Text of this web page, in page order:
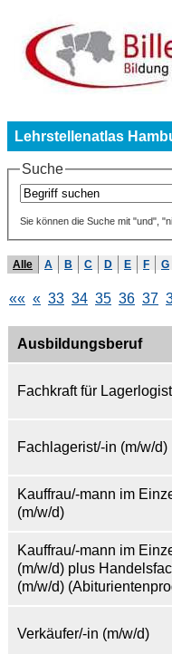
Lehrstellenatlas
Suche
Sie können die Suche mit "und",
Alle A B C D E F G
«« « 33 34 35 36 37
Ausbildungsberuf
Fachkraft für
Fachlagerist/-in (m/w/d)
Kauffrau/-mann im
(m/w/d)
Kauffrau/-mann im
(m/w/d) plus
(m/w/d)
Verkäufer/-in (m/w/d)